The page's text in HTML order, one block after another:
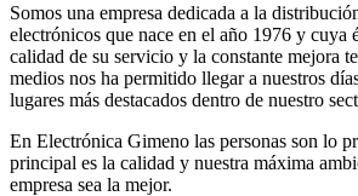
Somos una empresa dedicada a la
electrónicos que nace en el año 1976 y cuya
calidad de su servicio y la constante mejora
medios nos ha permitido llegar a nuestros
lugares más destacados dentro de nuestro
En Electrónica Gimeno las personas son lo
principal es la calidad y nuestra máxima
empresa sea la mejor.